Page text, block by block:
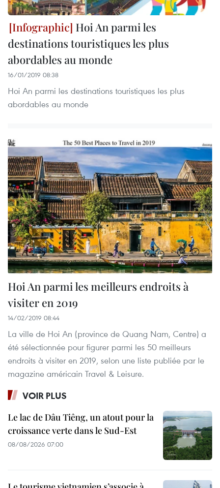
Hoi An parmi les
destinations touristiques les plus
abordables au monde
16/01/2019 08:38
Hoi An parmi les destinations touristiques les plus
abordables au monde
Hoi An parmi les meilleurs endroits à
visiter en 2019
14/02/2019 08:44
La ville de Hoi An (province de Quang Nam, Centre) a
été sélectionnée pour figurer parmi les 50 meilleurs
endroits à visiter en 2019, selon une liste publiée par le
magazine américain Travel & Leisure.
VOIR PLUS
Le lac de Dâu Tiêng, un atout pour la
croissance verte dans le Sud-Est
08/08/2026 07:00